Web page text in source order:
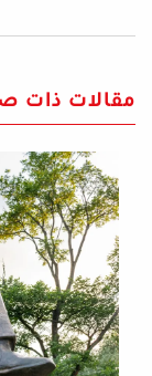
مقالات ذات